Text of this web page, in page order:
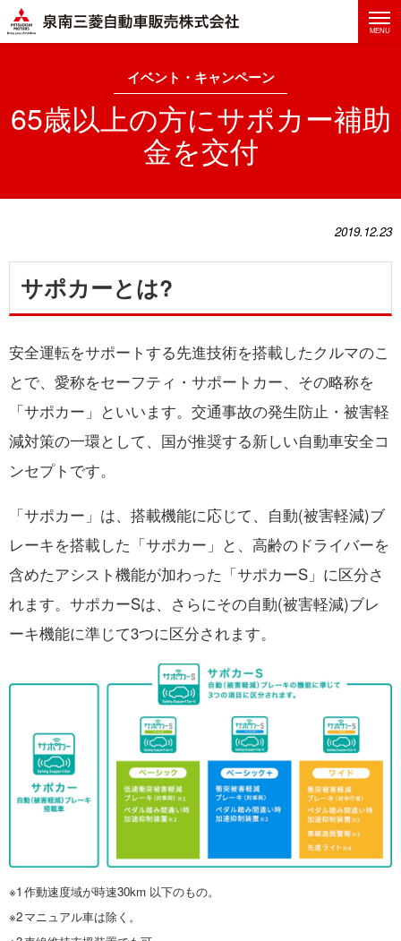
泉南三菱自動車株式会社 MENU
イベント・キャンペーン
65歳以 上の方にサポカー補助
金を交付
2019.12.23
サポカーとは?
安全運転をサポートする先進技術を搭載したクルマのこ
とで、愛称をセーフティ・サポートカー、その略称を
「サポカー」といいます。交通事故の発生防止・被害軽
減対策の一環として、国が推奨する新しい自動車安全コ
ンセプトです。
「サポカー」は、搭載機能に応じて、自動(被害軽減)ブ
レーキを搭載した「サポカー」と、高齢のドライバーを
含めたアシスト機能が加わった「サポカーS」に区分さ
れます。サポカーSは、さらにその自動(被害軽減)ブレ
ーキ機能に準じて3つに区分されます。
※1 作動速度域が時速30km 以下のもの。
※2マニュアル車は除く。